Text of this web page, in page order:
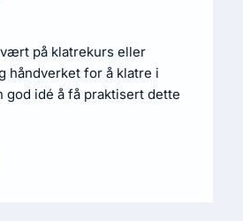
på klatrekurs eller
håndverket for å klatre i
god idé å få praktisert dette